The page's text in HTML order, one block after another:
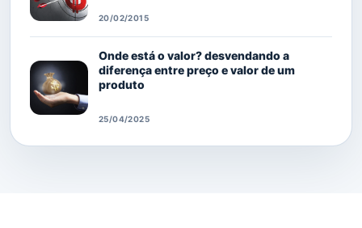
20/02/2015
Onde está o valor? desvendando a
diferença entre preço e valor de um
produto
25/04/2025